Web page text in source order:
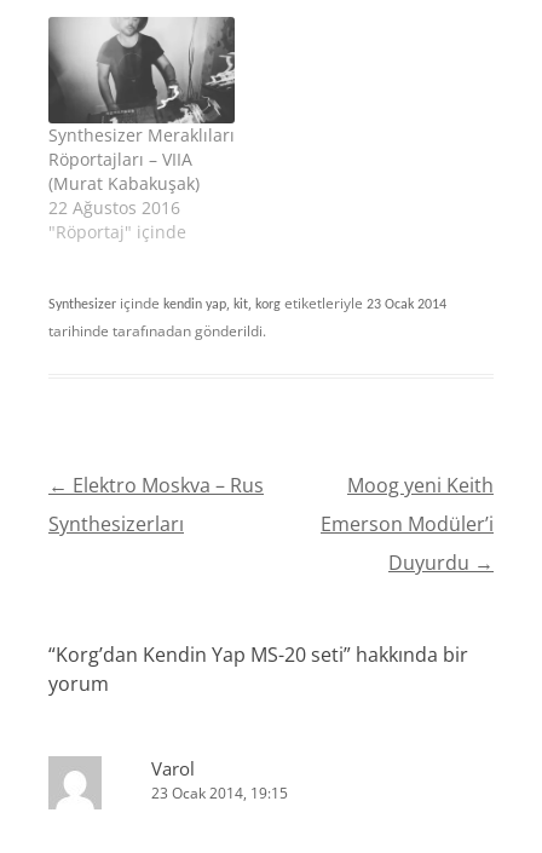
Synthesizer Meraklıları
Röportajları – VIIA
(Murat Kabakuşak)
22 Ağustos 2016
"Röportaj" içinde
Synthesizer içinde kendin yap, kit, korg etiketleriyle 23 Ocak 2014
tarihinde tarafınadan gönderildi.
YAZI
DOLAŞIMI
← Elektro Moskva – Rus
Synthesizerları
Moog yeni Keith
Emerson Modüler’i
Duyurdu →
“Korg’dan Kendin Yap MS-20 seti” hakkında bir
yorum
Varol
23 Ocak 2014, 19:15